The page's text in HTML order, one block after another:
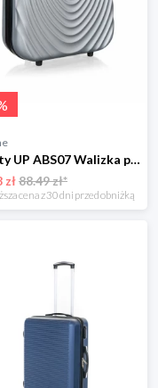
Pretty UP ABS07 Walizka podróżna, rozm. 15, szary Pretty Up
zł88.49 zł*
cena z 30 dni przed obniżką